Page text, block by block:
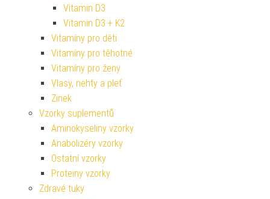
Vitamin D3
Vitamin D3 + K2
Vitamíny pro děti
Vitamíny pro těhotné
Vitamíny pro ženy
Vlasy, nehty a pleť
Zinek
Vzorky suplementů
Aminokyseliny vzorky
Anabolizéry vzorky
Ostatní vzorky
Proteiny vzorky
Zdravé tuky